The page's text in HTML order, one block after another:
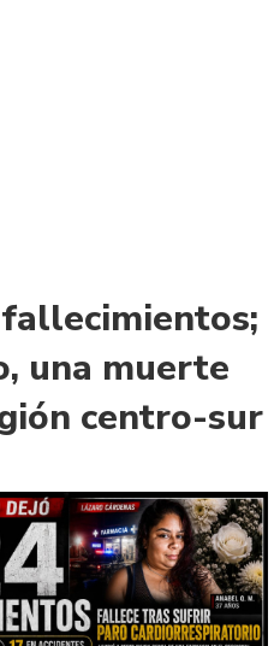
una muerte
centro-sur